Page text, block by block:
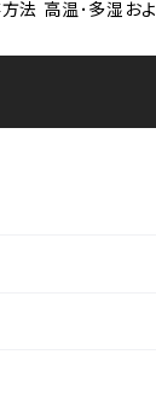
法 高温･多湿お